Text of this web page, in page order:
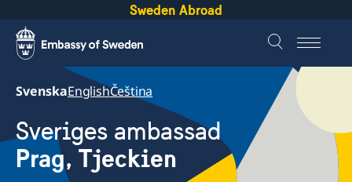
Sweden Abroad
SvenskaEnglishČeština
Sveriges ambassad
Prag, Tjeckien